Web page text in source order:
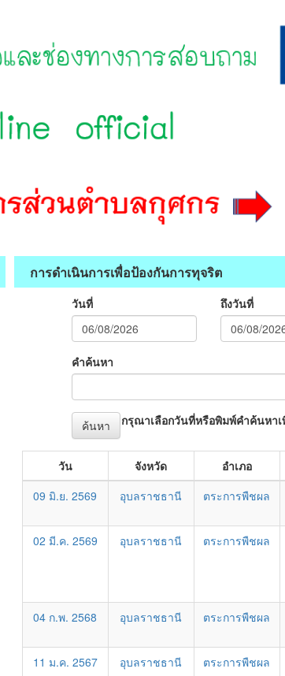
การดำเนินการเพื่อป้องกันการทุจริต
วันที่ ถึงวันที่
คำค้นหา
ค้นหา กรุณาเลือกวันที่หรือพิมพ์คำค้นหา
วัน จังหวัด อำเภอ
09 มิ.ย. 2569
อุบลราชธานี ตระการพืชผล
02 มี.ค. 2569
อุบลราชธานี ตระการพืชผล
04 ก.พ. 2568
อุบลราชธานี ตระการพืชผล
11 ม.ค. 2567
อุบลราชธานี ตระการพืชผล